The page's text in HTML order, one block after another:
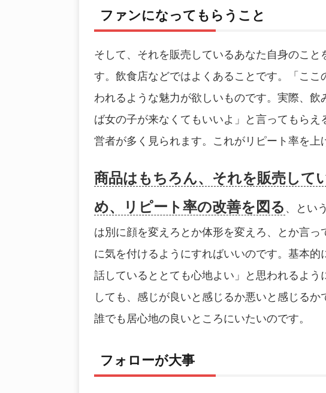
ファンになってもらうこと
そして、それを販売しているあなた自身のこと
す。飲食店などではよくあることです。「こ
われるような魅力が欲しいものです。実際、
ば女の子が来なくてもいいよ」と言ってもら
営者が多く見られます。これがリピート率を上
商品はもちろん、それを販売して
め、リピート率の改善を図る 、とい
は別に顔を変えろとか体形を変えろ、とか言
に気を付けるようにすればいいのです。基本的
話しているととても心地よい」と思われるよ
しても、感じが良いと感じるか悪いと感じるか
誰でも居心地の良いところにいたいのです。
フォローが大事